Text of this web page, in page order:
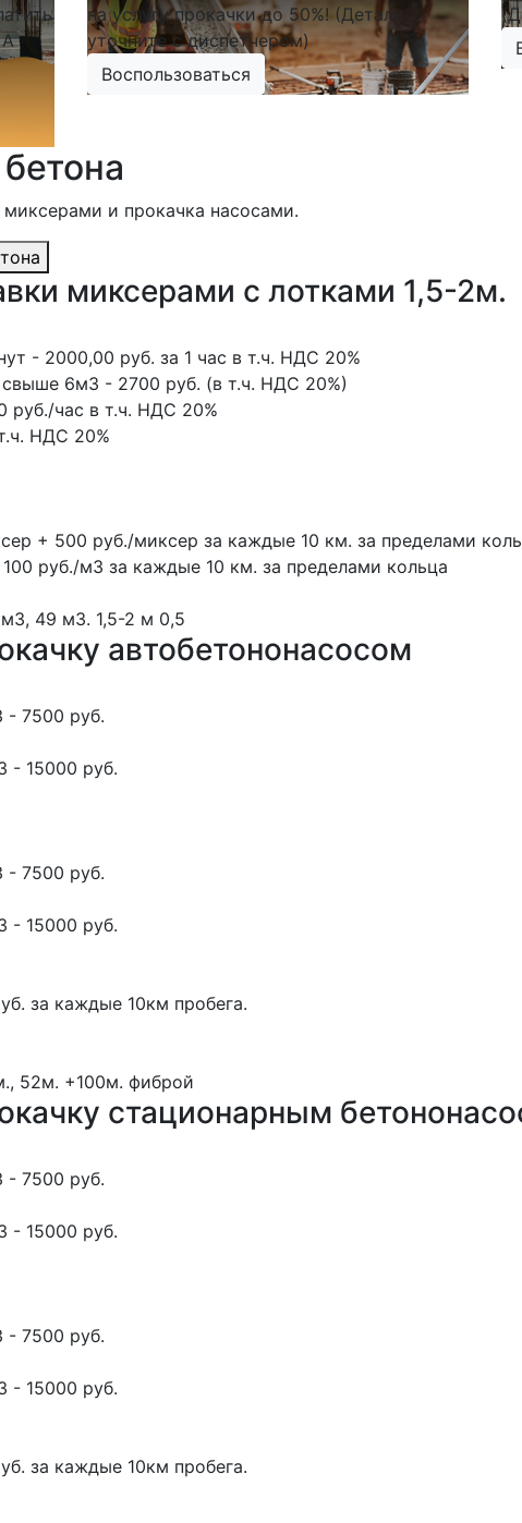
на услугу прокачки до 50%! (Детали
уточните с диспетчером)
Воспользоваться
и прокачка насосами.
миксерами с лотками 1,5-2м.
- 2000,00 руб. за 1 час в т.ч. НДС 20%
6м3 - 2700 руб. (в т.ч. НДС 20%)
руб./час в т.ч. НДС 20%
НДС 20%
+ 500 руб./миксер за каждые 10 км. за пределами
руб./м3 за каждые 10 км. за пределами кольца
49 м3. 1,5-2 м 0,5
автобетононасосом
- 7500 руб.
- 15000 руб.
- 7500 руб.
- 15000 руб.
за каждые 10км пробега.
52м. +100м. фиброй
стационарным
- 7500 руб.
- 15000 руб.
- 7500 руб.
- 15000 руб.
за каждые 10км пробега.